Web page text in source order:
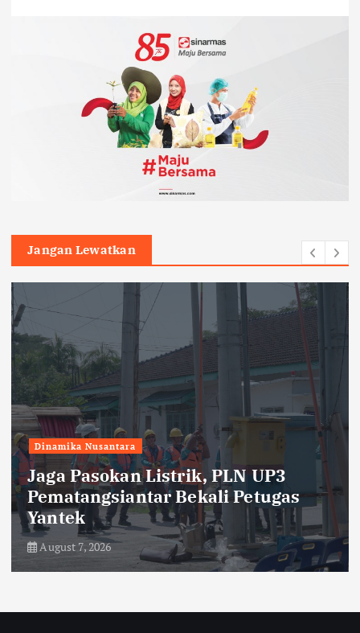
Jangan Lewatkan
Dinamika Nusantara
Jaga Pasokan Listrik, PLN UP3
Pematangsiantar Bekali Petugas
Yantek
August 7, 2026